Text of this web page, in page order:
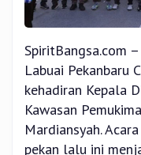
SpiritBangsa.com
Labuai Pekanbaru
kehadiran Kepala
Kawasan
Mardiansyah.
pekan lalu ini